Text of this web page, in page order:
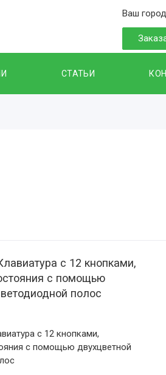
Ваш
СТАТЬИ
с 12 кнопками,
с помощью
полос
с 12 кнопками,
с помощью двухцветной